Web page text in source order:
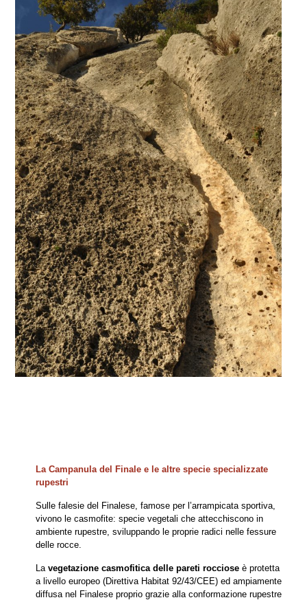
La Campanula del Finale e le altre specie specializzate
rupestri
Sulle falesie del Finalese, famose per l’arrampicata sportiva,
vivono le casmofite: specie vegetali che attecchiscono in
ambiente rupestre, sviluppando le proprie radici nelle fessure
delle rocce.
La vegetazione casmofitica delle pareti roccioseè protetta
a livello europeo (Direttiva Habitat 92/43/CEE) ed ampiamente
diffusa nel Finalese proprio grazie alla conformazione rupestre